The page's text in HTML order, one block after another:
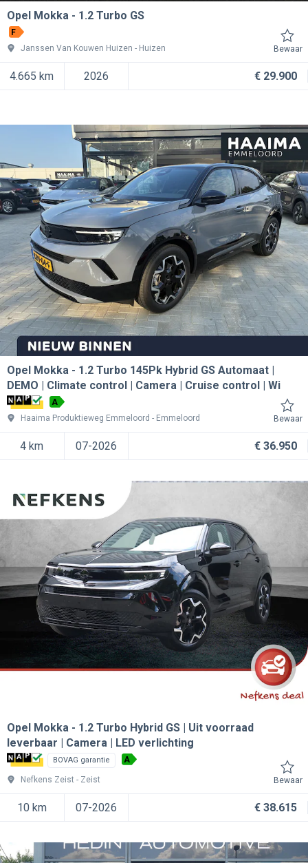
Opel Mokka 1.2 Turbo GS
F
Janssen Van Kouwen Huizen
Huizen Bewaar
4.665 km 2026 € 29.900
Opel Mokka
1.2 Turbo 145Pk Hybrid GS Automaat |
DEMO | Climate control | Camera | Cruise control | Wi
A
Haaima Produktieweg Emmeloord
Emmeloord Bewaar
4 km 07-2026 € 36.950
Opel Mokka
1.2 Turbo Hybrid GS | Uit voorraad
leverbaar | Camera | LED verlichting
BOVAG garantie A
Nefkens Zeist Zeist Bewaar
10 km 07-2026 € 38.615